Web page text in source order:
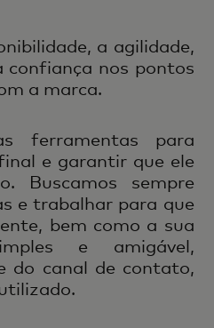
a agilidade,
confiança nos pontos
a marca.
ferramentas para
e garantir que ele
Buscamos sempre
e trabalhar para que
bem como a sua
e amigável,
do canal de contato,